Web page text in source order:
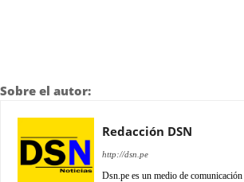
Sobre el autor:
Redacción DSN
http://dsn.pe
Dsn.pe es un medio de